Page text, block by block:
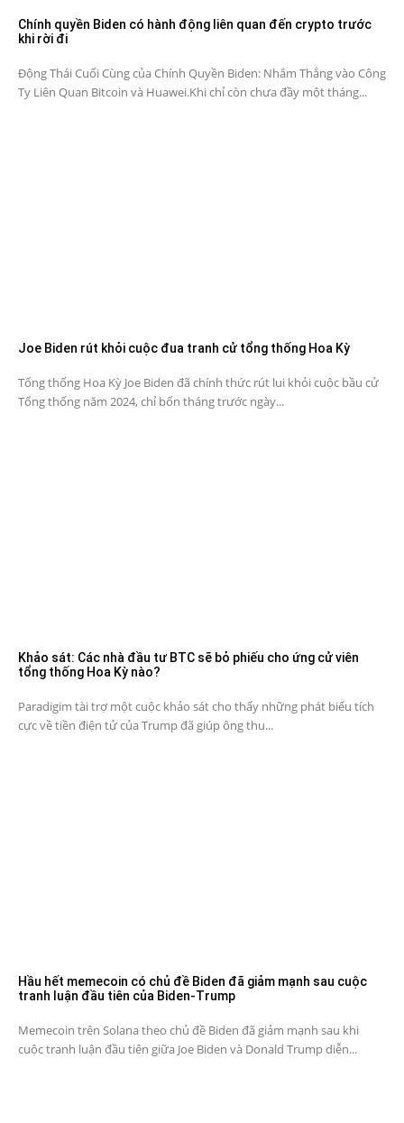
Chính quyền Biden có hành động liên quan đến crypto trước
khi rời đi
Động Thái Cuối Cùng của Chính Quyền Biden: Nhắm Thẳng vào Công
Ty Liên Quan Bitcoin và Huawei.Khi chỉ còn chưa đầy một tháng...
Joe Biden rút khỏi cuộc đua tranh cử tổng thống Hoa Kỳ
Tổng thống Hoa Kỳ Joe Biden đã chính thức rút lui khỏi cuộc bầu cử
Tổng thống năm 2024, chỉ bốn tháng trước ngày...
Khảo sát: Các nhà đầu tư BTC sẽ bỏ phiếu cho ứng cử viên
tổng thống Hoa Kỳ nào?
Paradigim tài trợ một cuộc khảo sát cho thấy những phát biểu tích
cực về tiền điện tử của Trump đã giúp ông thu...
Hầu hết memecoin có chủ đề Biden đã giảm mạnh sau cuộc
tranh luận đầu tiên của Biden-Trump
Memecoin trên Solana theo chủ đề Biden đã giảm mạnh sau khi
cuộc tranh luận đầu tiên giữa Joe Biden và Donald Trump diễn...